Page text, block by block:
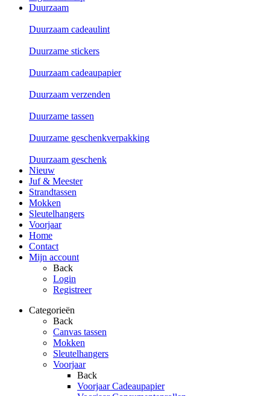
Duurzaam
Duurzaam cadeaulint
Duurzame stickers
Duurzaam cadeaupapier
Duurzaam verzenden
Duurzame tassen
Duurzame geschenkverpakking
Duurzaam geschenk
Nieuw
Juf & Meester
Strandtassen
Mokken
Sleutelhangers
Voorjaar
Home
Contact
Mijn account
Back
Login
Registreer
Categorieën
Back
Canvas tassen
Mokken
Sleutelhangers
Voorjaar
Back
Voorjaar Cadeaupapier